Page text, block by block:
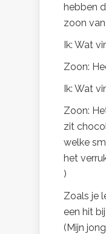
hebben
zoon
Ik: Wat
Zoon:
Ik: Wat
Zoon:
zit
welke
het
)
Zoals je
een hit
(Mijn